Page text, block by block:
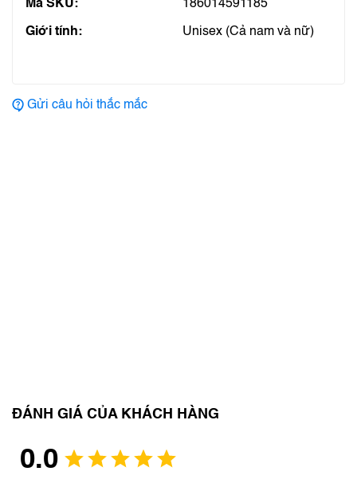
Mã SKU: 186014591185
Giới tính: Unisex (Cả nam và nữ)
Gửi câu hỏi thắc mắc
ĐÁNH GIÁ CỦA KHÁCH HÀNG
0.0